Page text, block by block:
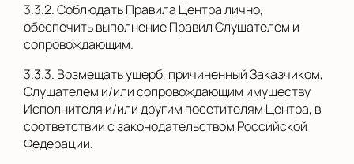
3.3.2. Соблюдать Правила Центра лично,
обеспечить выполнение Правил Слушателем и
сопровождающим.
3.3.3. Возмещать ущерб, причиненный Заказчиком,
Слушателем и/или сопровождающим имуществу
Исполнителя и/или другим посетителям Центра, в
соответствии с законодательством Российской
Федерации.